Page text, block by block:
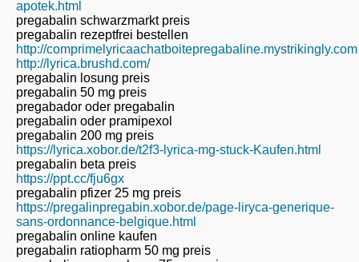
apotek.html
pregabalin schwarzmarkt preis
pregabalin rezeptfrei bestellen
http://comprimelyricaachatboitepregabaline.mystrikingly.com
http://lyrica.brushd.com/
pregabalin losung preis
pregabalin 50 mg preis
pregabador oder pregabalin
pregabalin oder pramipexol
pregabalin 200 mg preis
https://lyrica.xobor.de/t2f3-lyrica-mg-stuck-Kaufen.html
pregabalin beta preis
https://ppt.cc/fju6gx
pregabalin pfizer 25 mg preis
https://pregalinpregabin.xobor.de/page-liryca-generique-
sans-ordonnance-belgique.html
pregabalin online kaufen
pregabalin ratiopharm 50 mg preis